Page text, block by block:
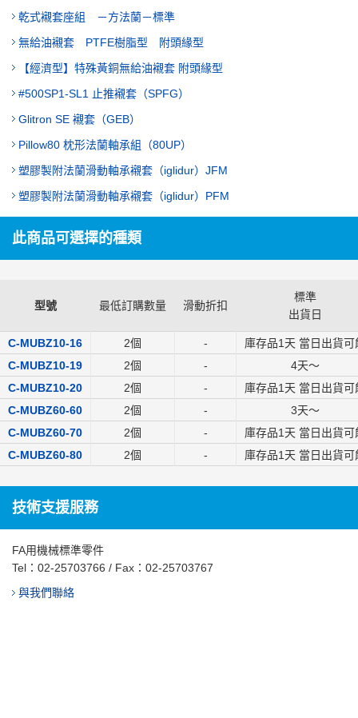
乾式襯套座組 －方法蘭－標準
無給油襯套 PTFE樹脂型 附頭緣型
【經濟型】特殊黃銅無給油襯套 附頭緣型
#500SP1-SL1 止推襯套（SPFG）
Glitron SE 襯套（GEB）
Pillow80 枕形法蘭軸承組（80UP）
塑膠製附法蘭滑動軸承襯套（iglidur）JFM
塑膠製附法蘭滑動軸承襯套（iglidur）PFM
此商品可選擇的種類
型號 最低訂購數量 滑動折扣
標準
出貨日
C-MUBZ10-16 2個 -
庫存品1天 當日出貨可
C-MUBZ10-19
2個 - 4天～
C-MUBZ10-20
2個 -
庫存品1天 當日出貨可
C-MUBZ60-60
2個 - 3天～
C-MUBZ60-70
2個 -
庫存品1天 當日出貨可
C-MUBZ60-80
2個 - 庫存品1天 當日出貨可
技術支援服務
FA用機械標準零件
Tel： 02-25703766 / Fax：02-25703767
與我們聯絡